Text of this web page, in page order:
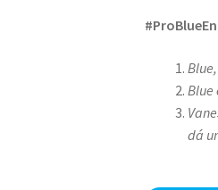
Blue
dá